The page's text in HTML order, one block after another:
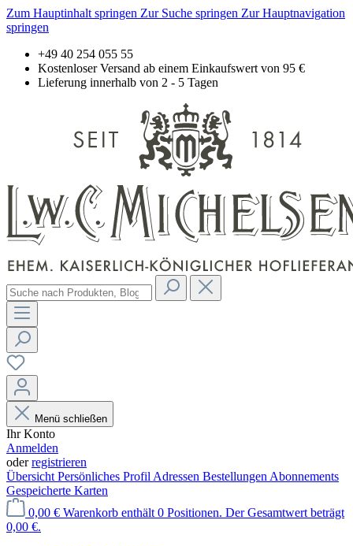
Zum Hauptinhalt springen Zur Suche springen Zur Hauptnavigation
springen
+49 40 254 055 55
Kostenloser Versand ab einem Einkaufswert von 95 €
Lieferung innerhalb von 2 - 5 Tagen
Menü schließen
Ihr Konto
Anmelden
oderregistrieren
Übersicht Persönliches Profil Adressen Bestellungen Abonnements
Gespeicherte Karten
0,00 € Warenkorb enthält 0 Positionen. Der Gesamtwert beträgt
0,00 €.